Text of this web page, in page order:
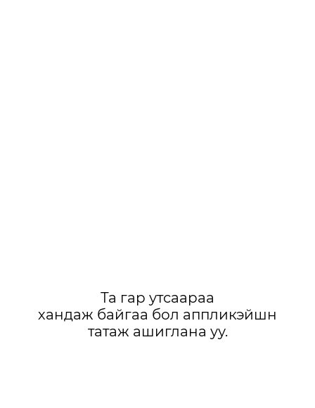
Та гар утсаараа
хандаж байгаа бол аппликэйшн
татаж ашиглана уу.